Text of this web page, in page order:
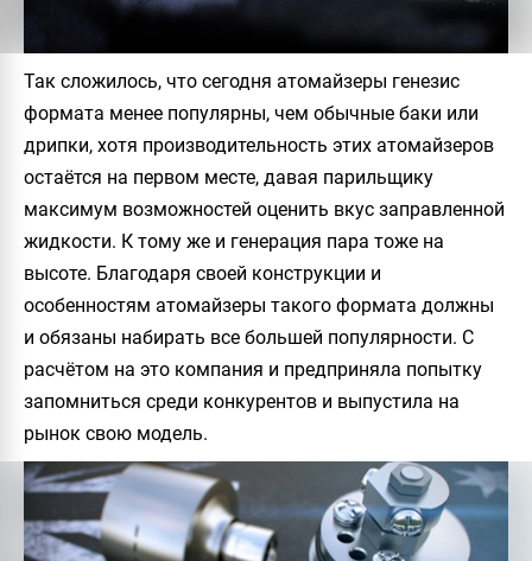
Так сложилось, что сегодня атомайзеры генезис
формата менее популярны, чем обычные баки или
дрипки, хотя производительность этих атомайзеров
остаётся на первом месте, давая парильщику
максимум возможностей оценить вкус заправленной
жидкости. К тому же и генерация пара тоже на
высоте. Благодаря своей конструкции и
особенностям атомайзеры такого формата должны
и обязаны набирать все большей популярности. С
расчётом на это компания и предприняла попытку
запомниться среди конкурентов и выпустила на
рынок свою модель.